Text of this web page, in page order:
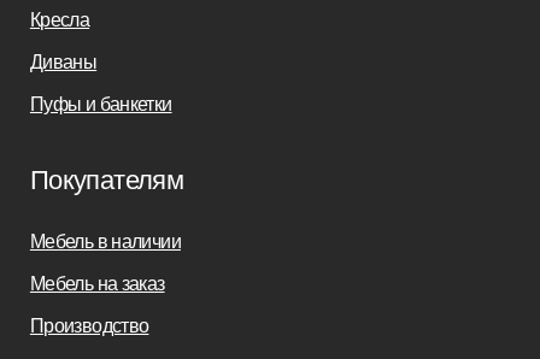
sofas-decor@mail.ru